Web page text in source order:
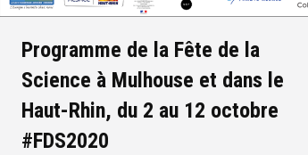
Programme de la Fête de la
Science à Mulhouse et dans le
Haut-Rhin, du 2 au 12 octobre
#FDS2020